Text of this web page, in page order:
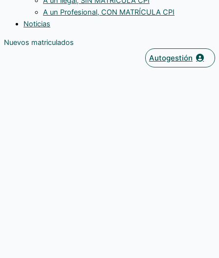
A un Profesional, CON MATRÍCULA CPI
Noticias
Nuevos matriculados
Autogestión